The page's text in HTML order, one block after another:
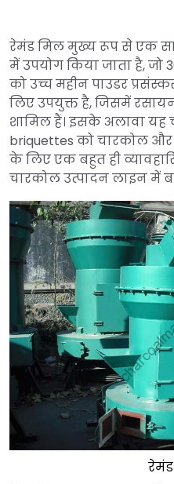
रेमंड मिल मुख्य रूप से एक
में उपयोग किया जाता है, जो
को उच्च महीन पाउडर
लिए उपयुक्त है, जिसमें
शामिल हैं। इसके अलावा यह
briquettes को चारकोल
के लिए एक बहुत ही
चारकोल उत्पादन लाइन में